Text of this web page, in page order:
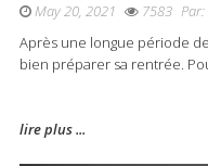
May 20, 2021 7583 Par:
Après une longue période
bien préparer sa rentrée.
lire plus ...